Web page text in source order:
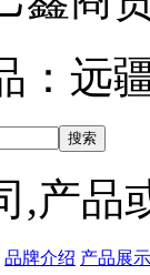
：远
,产品
品牌介绍 产品展示